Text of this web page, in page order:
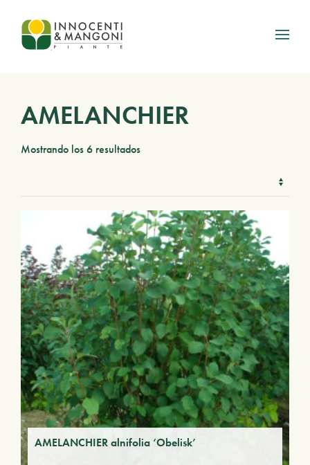
Skip to main content
AMELANCHIER
Mostrando los 6 resultados
AMELANCHIER alnifolia ‘Obelisk’